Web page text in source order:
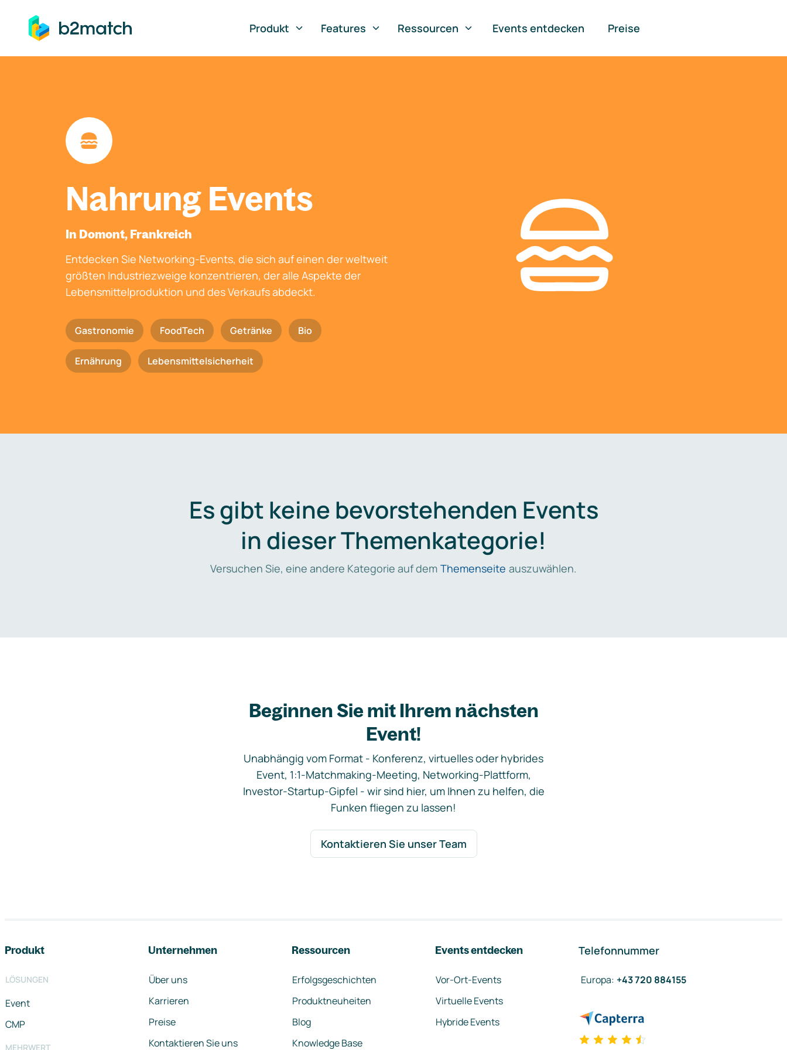
springen
Produkt
Features Ressourcen Events entdecken Preise
Nahrung Events
In Domont, Frankreich
Entdecken Sie Networking-Events, die sich auf einen der weltweit
größten Industriezweige konzentrieren, der alle Aspekte der
Lebensmittelproduktion und des Verkaufs abdeckt.
Gastronomie FoodTech Getränke Bio
Ernährung Lebensmittelsicherheit
Es gibt keine bevorstehenden Events
in dieser Themenkategorie!
Versuchen Sie, eine andere Kategorie auf dem Themenseite auszuwählen.
Beginnen Sie mit Ihrem nächsten
Event!
Unabhängig vom Format - Konferenz, virtuelles oder hybrides
Event, 1:1-Matchmaking-Meeting, Networking-Plattform,
Investor-Startup-Gipfel - wir sind hier, um Ihnen zu helfen, die
Funken fliegen zu lassen!
Kontaktieren Sie unser Team
Produkt
LÖSUNGEN
Event
CMP
MEHRWERT
Unternehmen
Über uns
Karrieren
Preise
Kontaktieren Sie uns
Ressourcen
Erfolgsgeschichten
Produktneuheiten
Blog
Knowledge Base
Events entdecken
Vor-Ort-Events
Virtuelle Events
Hybride Events
Telefonnummer
Europa: +43 720 884155